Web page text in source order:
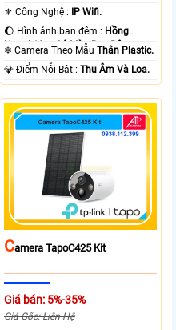
Lite .
⚜️ Công Nghệ :
IP Wifi.
🌔 Hình ảnh ban đêm : Hồng
Ngoại 10m Có Màu Ban Ðêm.
❄ Camera Theo MẫuThân Plastic.
️💎 Điểm Nỗi Bật :Thu Âm Và Loa.
CAmera TapoC425 Kit
Giá bán: 5%-35%
Giá Gốc: Liên Hệ